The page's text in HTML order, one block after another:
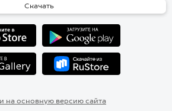
Скачать
на основную версию сайта